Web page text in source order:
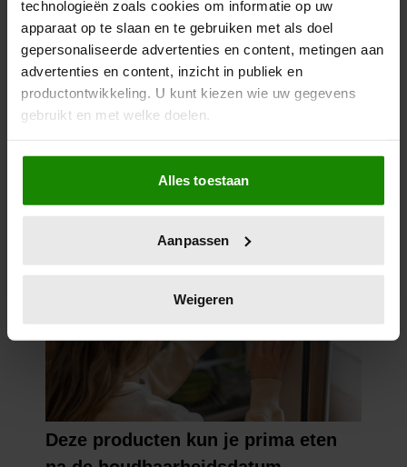
technologieën zoals cookies om informatie op uw
apparaat op te slaan en te gebruiken met als doel
gepersonaliseerde advertenties en content, metingen aan
advertenties en content, inzicht in publiek en
productontwikkeling. U kunt kiezen wie uw gegevens
gebruikt en met welke doelen.
Als u het toestaat, willen we ook graag:
Informatie verzamelen over uw geografische
locatie, die tot een paar meter nauwkeurig kan zijn
scannen op specifieke eigenschappen (fingerprinting)
verwerkt en stel uw voorkeuren in het
intrekken in de Cookieverklaring.
We gebruiken cookies om content en advertenties te
personaliseren, om functies voor social media te bieden
en om ons websiteverkeer te analyseren. Ook delen we
informatie over uw gebruik van onze site met onze
Alles toestaan
Aanpassen
Weigeren